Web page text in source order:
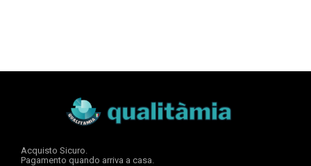
Acquisto Sicuro.
Pagamento quando arriva a casa.